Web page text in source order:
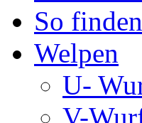
So
Welpen
U-